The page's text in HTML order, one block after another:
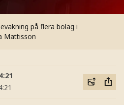
på flera bolag i
Mattisson